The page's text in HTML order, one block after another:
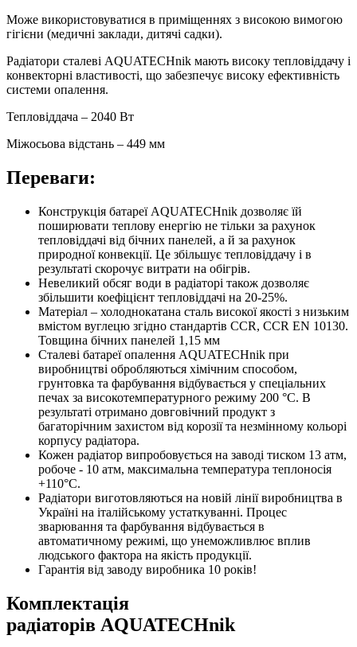
Може використовуватися в приміщеннях з високою вимогою
гігієни (медичні заклади, дитячі садки).
Радіатори сталеві AQUATECHnik мають високу тепловіддачу і
конвекторні властивості, що забезпечує високу ефективність
системи опалення.
Тепловіддача – 2040 Вт
Міжосьова відстань – 449 мм
Переваги:
Конструкція батареї AQUATECHnik дозволяє їй
поширювати теплову енергію не тільки за рахунок
тепловіддачі від бічних панелей, а й за рахунок
природної конвекції. Це збільшує тепловіддачу і в
результаті скорочує витрати на обігрів.
Невеликий обсяг води в радіаторі також дозволяє
збільшити коефіцієнт тепловіддачі на 20-25%.
Матеріал – холоднокатана сталь високої якості з низьким
вмістом вуглецю згідно стандартів CCR, CCR EN 10130.
Товщина бічних панелей 1,15 мм
Сталеві батареї опалення AQUATECHnik при
виробництві обробляються хімічним способом,
грунтовка та фарбування відбувається у спеціальних
печах за високотемпературного режиму 200 °С. В
результаті отримано довговічний продукт з
багаторічним захистом від корозії та незмінному кольорі
корпусу радіатора.
Кожен радіатор випробовується на заводі тиском 13 атм,
робоче - 10 атм, максимальна температура теплоносія
+110°С.
Радіатори виготовляються на новій лінії виробництва в
Україні на італійському устаткуванні. Процес
зварювання та фарбування відбувається в
автоматичному режимі, що унеможливлює вплив
людського фактора на якість продукції.
Гарантія від заводу виробника 10 років!
Комплектація
радіаторів AQUATECHnik